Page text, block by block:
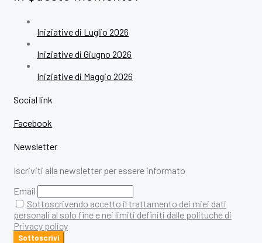
Iniziative di Luglio 2026
Iniziative di Giugno 2026
Iniziative di Maggio 2026
Social link
Facebook
Newsletter
Iscriviti alla newsletter per essere informato
Email
Sottoscrivendo accetto il trattamento dei miei dati
personali al solo fine e nei limiti definiti dalle polituche di
Privacy policy